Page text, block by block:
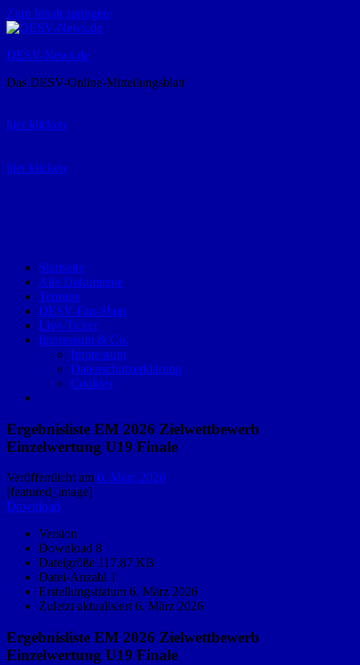
Zum Inhalt springen
DESV-News.de
Das DESV-Online-Mitteilungsblatt
hier klicken
hier klicken
Startseite
Alle Dokumente
Termine
DESV-Fan-Shop
Live-Ticker
Impressum & Co.
Impressum
Datenschutzerklärung
Cookies
Ergebnisliste EM 2026 Zielwettbewerb
Einzelwertung U19 Finale
Veröffentlicht am 6. März 2026
[featured_image]
Download
Version
Download 8
Dateigröße 117.87 KB
Datei-Anzahl 1
Erstellungsdatum 6. März 2026
Zuletzt aktualisiert6. März 2026
Ergebnisliste EM 2026 Zielwettbewerb
Einzelwertung U19 Finale